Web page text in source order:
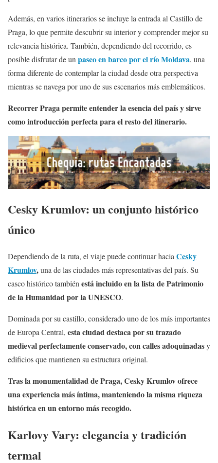
Además, en varios itinerarios se incluye la entrada al Castillo de
Praga, lo que permite descubrir su interior y comprender mejor su
relevancia histórica. También, dependiendo del recorrido, es
posible disfrutar de un paseo en barco por el río Moldava, una
forma diferente de contemplar la ciudad desde otra perspectiva
mientras se navega por uno de sus escenarios más emblemáticos.
Recorrer Praga permite entender la esencia del país y sirve
como introducción perfecta para el resto del itinerario.
Cesky Krumlov: un conjunto histórico
único
Dependiendo de la ruta, el viaje puede continuar haciaCesky
Krumlov,una de las ciudades más representativas del país. Su
casco histórico tambiénestá incluido en la lista de Patrimonio
de la Humanidad por la UNESCO.
Dominada por su castillo, considerado uno de los más importantes
de Europa Central, esta ciudad destaca por su trazado
medieval perfectamente conservado, con calles adoquinadasy
edificios que mantienen su estructura original.
Tras la monumentalidad de Praga, Cesky Krumlov ofrece
una experiencia más íntima, manteniendo la misma riqueza
histórica en un entorno más recogido.
Karlovy Vary: elegancia y tradición
termal